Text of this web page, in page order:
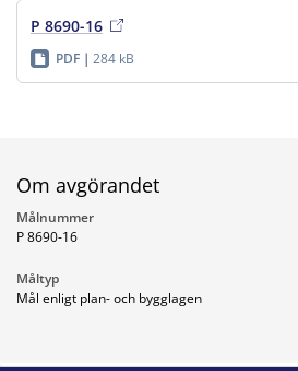
P 8690-16
PDF 284 kB
Om avgörandet
Målnummer
P 8690-16
Måltyp
Mål enligt plan- och bygglagen